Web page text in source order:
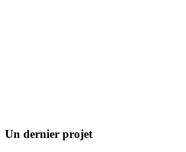
Un dernier projet